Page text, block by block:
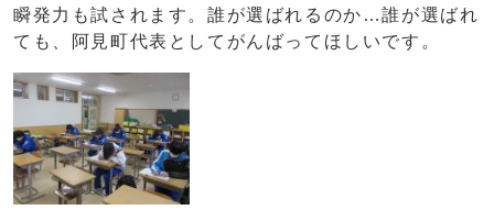
瞬発力も試されます。誰が選ばれるのか…誰が選ばれ
ても、阿見町代表としてがんばってほしいです。